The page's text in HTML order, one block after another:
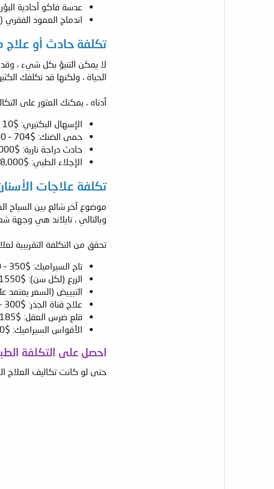
عدسة فاكو أحادية
اندماج العمود الفقري
تكلفة حادث أو علاج
لا يمكن التنبؤ بكل شيء ،
الحياة ، ولكنها قد تكلفك
أدناه ، يمكنك العثور على
الإسهال البكتيري: $10 – 160
حمى الضنك: $704 – 2,500
حادث دراجة نارية: $6,000 – 60,000
الإجلاء الطبي: $8,000 – 12,000
تكلفة علاجات
موضوع آخر شائع بين السياح
وبالتالي ، تايلاند هي وجهة
تحقق من التكلفة التقريبية
تاج السيراميك: $350 – 770
الزرع (لكل سن): $1550 – 2400
التبييض (السعر يعتمد على
علاج قناة الجذر: $300 – 440
قلع ضرس العقل: $185 – 380
الأقواس السيراميك: $2500 – 3100
احصل على التكلفة
حتى لو كانت تكاليف العلاج